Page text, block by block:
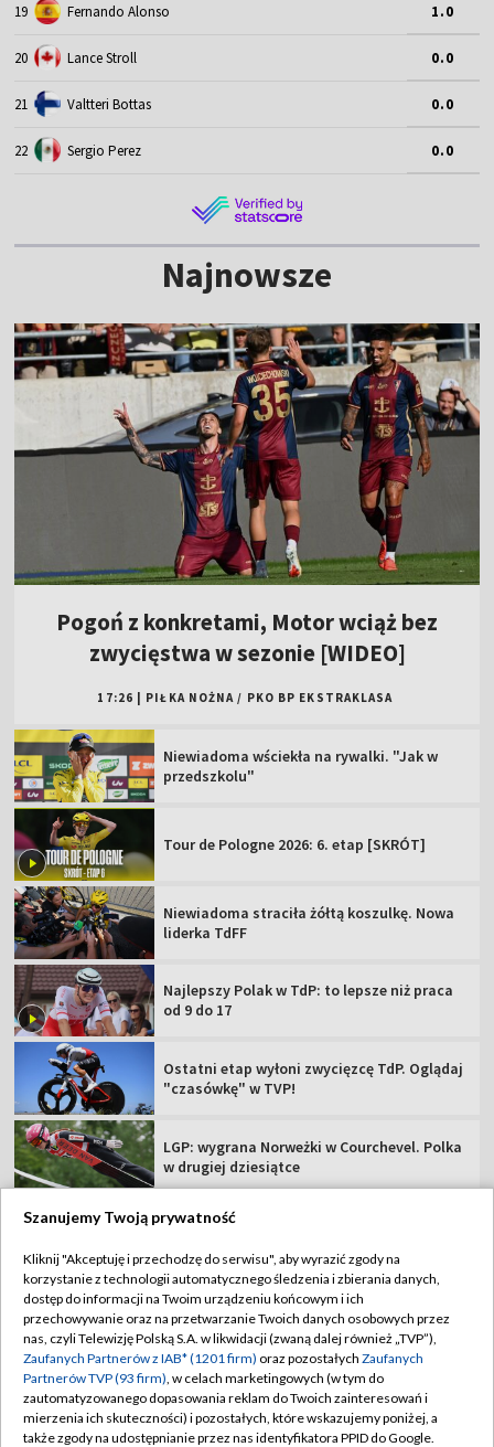
19 Fernando Alonso 1.0
20 Lance Stroll 0.0
21 Valtteri Bottas 0.0
22 Sergio Perez 0.0
Najnowsze
Pogoń z konkretami, Motor wciąż bez
zwycięstwa w sezonie [WIDEO]
17:26 PIŁKA NOŻNA / PKO BP EKSTRAKLASA
Niewiadoma wściekła na rywalki. "Jak w
przedszkolu"
Tour de Pologne 2026: 6. etap [SKRÓT]
Niewiadoma straciła żółtą koszulkę. Nowa
liderka TdFF
Najlepszy Polak w TdP: to lepsze niż praca
od 9 do 17
Ostatni etap wyłoni zwycięzcę TdP. Oglądaj
"czasówkę" w TVP!
LGP: wygrana Norweżki w Courchevel. Polka
w drugiej dziesiątce
TVP
Abonament TVP
Sklep TVP
Biuro Reklamy
Oferta Handlowa
Regulamin TVP
Polityka prywatności
Moje zgody
Biuro reklamy
Szanujemy Twoją prywatność
Kliknij "Akceptuję i przechodzę do serwisu", aby wyrazić zgody na
korzystanie z technologii automatycznego śledzenia i zbierania danych,
dostęp do informacji na Twoim urządzeniu końcowym i ich
przechowywanie oraz na przetwarzanie Twoich danych osobowych przez
nas, czyli Telewizję Polską S.A. w likwidacji (zwaną dalej również „TVP”),
Zaufanych Partnerów z IAB* (1201 firm) oraz pozostałych Zaufanych
Partnerów TVP (93 firm), w celach marketingowych (w tym do
zautomatyzowanego dopasowania reklam do Twoich zainteresowań i
mierzenia ich skuteczności) i pozostałych, które wskazujemy poniżej, a
także zgody na udostępnianie przez nas identyfikatora PPID do Google.